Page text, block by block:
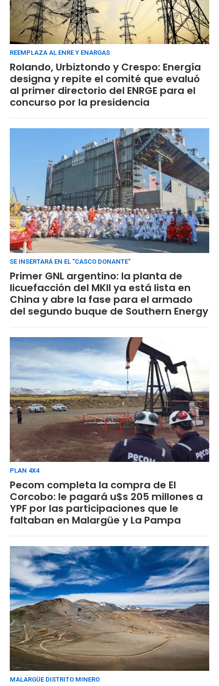
REEMPLAZA AL ENRE Y ENARGAS
Rolando, Urbiztondo y Crespo: Energía
designa y repite el comité que evaluó
al primer directorio del ENRGE para el
concurso por la presidencia
SE INSERTARÁ EN EL "CASCO DONANTE"
Primer GNL argentino: la planta de
licuefacción del MKII ya está lista en
China y abre la fase para el armado
del segundo buque de Southern Energy
PLAN 4X4
Pecom completa la compra de El
Corcobo: le pagará u$s 205 millones a
YPF por las participaciones que le
faltaban en Malargüe y La Pampa
MALARGÜE DISTRITO MINERO